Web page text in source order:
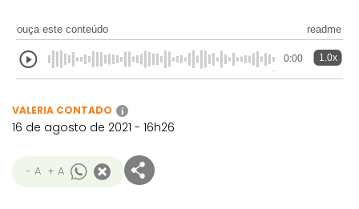
ouça este conteúdo readme
0:00 1.0x
VALERIA CONTADO i
16 de agosto de 2021 - 16h26
- A + A